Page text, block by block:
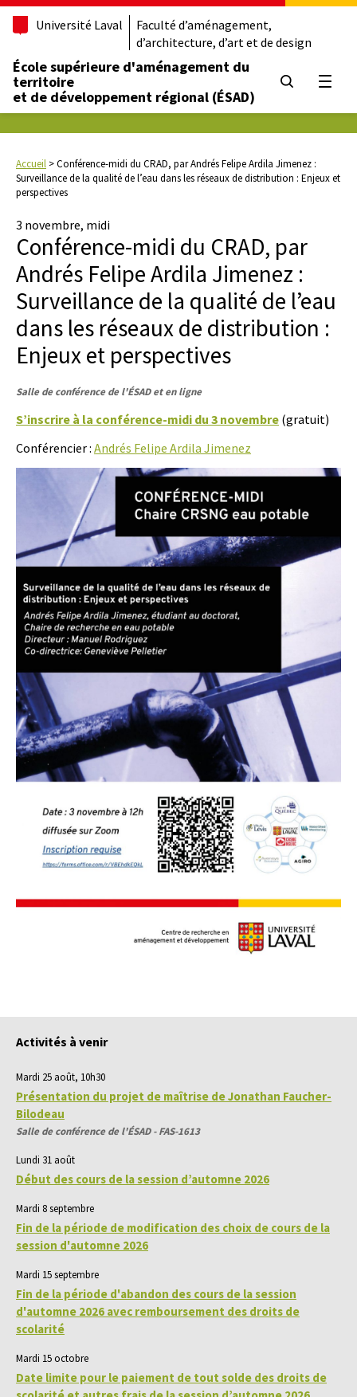
Université Laval
Faculté d’aménagement,
d’architecture, d’art et de design
École supérieure d'aménagement du
territoire
et de développement régional (ÉSAD)
Accueil >Conférence-midi du CRAD, par Andrés Felipe Ardila Jimenez :
Surveillance de la qualité de l’eau dans les réseaux de distribution : Enjeux et
perspectives
3 novembre, midi
Conférence-midi du CRAD, par
Andrés Felipe Ardila Jimenez :
Surveillance de la qualité de l’eau
dans les réseaux de distribution :
Enjeux et perspectives
Salle de conférence de l'ÉSAD et en ligne
S’inscrire à la conférence-midi du 3 novembre (gratuit)
Conférencier : Andrés Felipe Ardila Jimenez
Activités à venir
Mardi 25 août, 10h30
Présentation du projet de maîtrise de Jonathan Faucher-
Bilodeau
Salle de conférence de l'ÉSAD - FAS-1613
Lundi 31 août
Début des cours de la session d’automne 2026
Mardi 8 septembre
Fin de la période de modification des choix de cours de la
session d'automne 2026
Mardi 15 septembre
Fin de la période d'abandon des cours de la session
d'automne 2026 avec remboursement des droits de
scolarité
Mardi 15 octobre
Date limite pour le paiement de tout solde des droits de